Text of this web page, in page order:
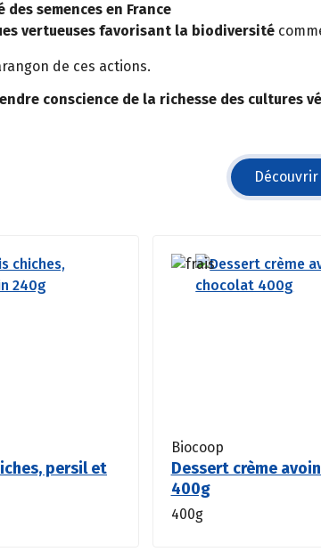
des semences en France
vertueuses favorisant la biodiversité
de ces actions.
conscience de la richesse des cultures
persil et
Biocoop
Dessert crème
400g
400g